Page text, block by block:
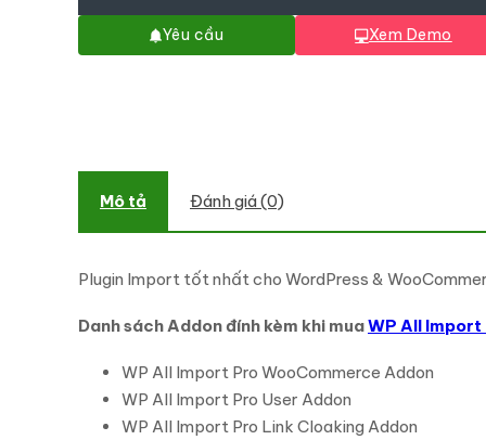
Yêu cầu Xem Demo
Mô tả Đánh giá (0)
Plugin Import tốt nhất cho WordPress &
Danh sách Addon đính kèm khi muaWP All Import
WP All Import Pro WooCommerce Addon
WP All Import Pro User Addon
WP All Import Pro Link Cloaking Addon